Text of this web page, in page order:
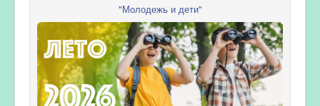
"Молодежь и дети"